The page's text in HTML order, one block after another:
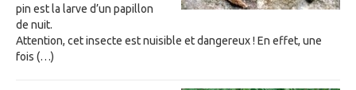
pin est la larve d’un papillon
de nuit.
Attention, cet insecte est nuisible et dangereux ! En effet, une
fois (…)